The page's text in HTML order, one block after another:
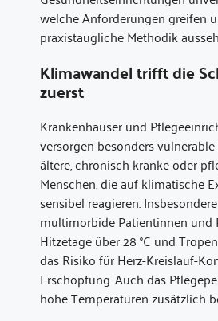
welche Anforderungen greifen
praxistaugliche Methodik
Klimawandel trifft die
zuerst
Krankenhäuser und
versorgen besonders
ältere, chronisch kranke oder
Menschen, die auf klimatische
sensibel reagieren.
multimorbide Patientinnen und
Hitzetage über 28 °C und
das Risiko für Herz-Kreislauf-
Erschöpfung. Auch das
hohe Temperaturen zusätzlich